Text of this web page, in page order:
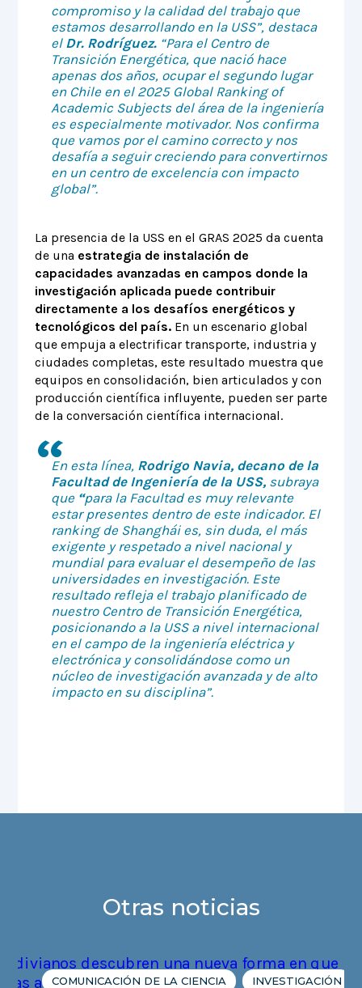
compromiso y la calidad del trabajo que
estamos desarrollando en la USS”, destaca
el Dr. Rodríguez.“Para el Centro de
Transición Energética, que nació hace
apenas dos años, ocupar el segundo lugar
en Chile en el 2025 Global Ranking of
Academic Subjects del área de la ingeniería
es especialmente motivador. Nos confirma
que vamos por el camino correcto y nos
desafía a seguir creciendo para convertirnos
en un centro de excelencia con impacto
global”.
La presencia de la USS en el GRAS 2025 da cuenta
de una estrategia de instalación de
capacidades avanzadas en campos donde la
investigación aplicada puede contribuir
directamente a los desafíos energéticos y
tecnológicos del país.En un escenario global
que empuja a electrificar transporte, industria y
ciudades completas, este resultado muestra que
equipos en consolidación, bien articulados y con
producción científica influyente, pueden ser parte
de la conversación científica internacional.
En esta línea, Rodrigo Navia, decano de la
Facultad de Ingeniería de la USS,subraya
que“para la Facultad es muy relevante
estar presentes dentro de este indicador. El
ranking de Shanghái es, sin duda, el más
exigente y respetado a nivel nacional y
mundial para evaluar el desempeño de las
universidades en investigación. Este
resultado refleja el trabajo planificado de
nuestro Centro de Transición Energética,
posicionando a la USS a nivel internacional
en el campo de la ingeniería eléctrica y
electrónica y consolidándose como un
núcleo de investigación avanzada y de alto
impacto en su disciplina”.
Otras noticias
COMUNICACIÓN DE LA CIENCIA INVESTIGACIÓN